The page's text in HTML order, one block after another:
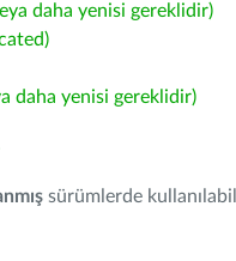
daha yenisi gereklidir)
daha yenisi gereklidir)
sürümlerde